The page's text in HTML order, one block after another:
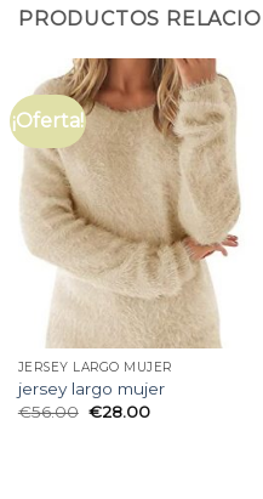
PRODUCTOS
¡Oferta!
JERSEY LARGO MUJER
jersey largo mujer
€56.00 €28.00